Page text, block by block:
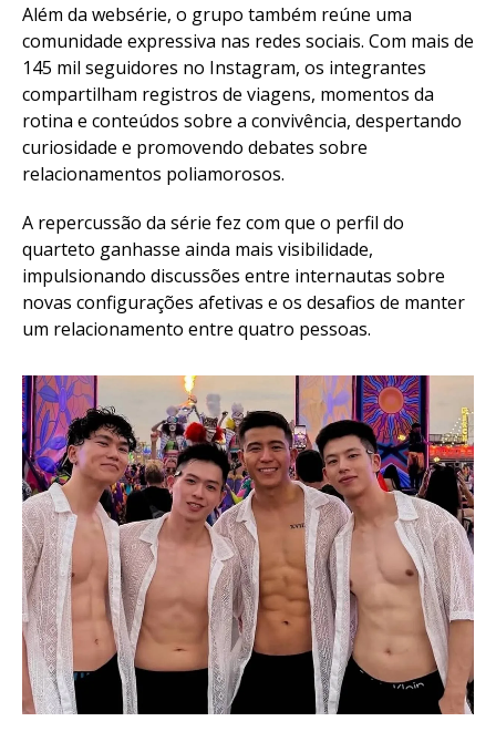
Além da websérie, o grupo também reúne uma
comunidade expressiva nas redes sociais. Com mais de
145 mil seguidores no Instagram, os integrantes
compartilham registros de viagens, momentos da
rotina e conteúdos sobre a convivência, despertando
curiosidade e promovendo debates sobre
relacionamentos poliamorosos.
A repercussão da série fez com que o perfil do
quarteto ganhasse ainda mais visibilidade,
impulsionando discussões entre internautas sobre
novas configurações afetivas e os desafios de manter
um relacionamento entre quatro pessoas.